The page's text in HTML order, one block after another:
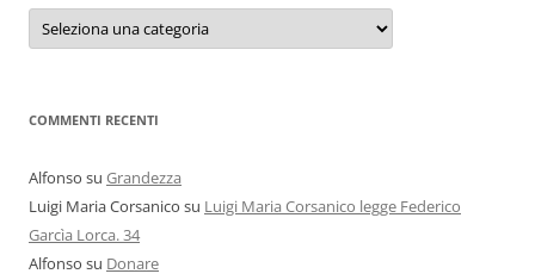
Categorie
autori
COMMENTI RECENTI
Alfonso su Grandezza
Luigi Maria Corsanico su Luigi Maria Corsanico legge Federico
Garcìa Lorca. 34
Alfonso su Donare